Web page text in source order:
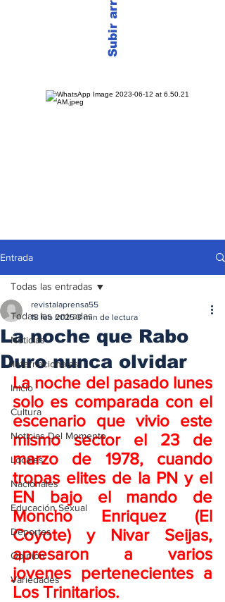
Subir arriba
Entrada
Todas las entradas
Noticias
iInternacionales
Inicio
Cultura
Noticias Del Momento
Locales
Nacionales
Educación Sexual
Deportes
Opinión
Variedades
Todas las entradas
La noche que Rabo
Duro nunca olvidar
revistalaprensa55
18 feb 2025 3 min de lectura
La noche del pasado lunes
solo es comparada con el
escenario que vivio este
mismo sector el 23 de
marzo de 1978, cuando
tropas elites de la PN y el
EN bajo el mando de
Moncho Enriquez (El
Coyote) y Nivar Seijas,
apresaron a varios
jovenes pertenecientes a
Los Trinitarios.